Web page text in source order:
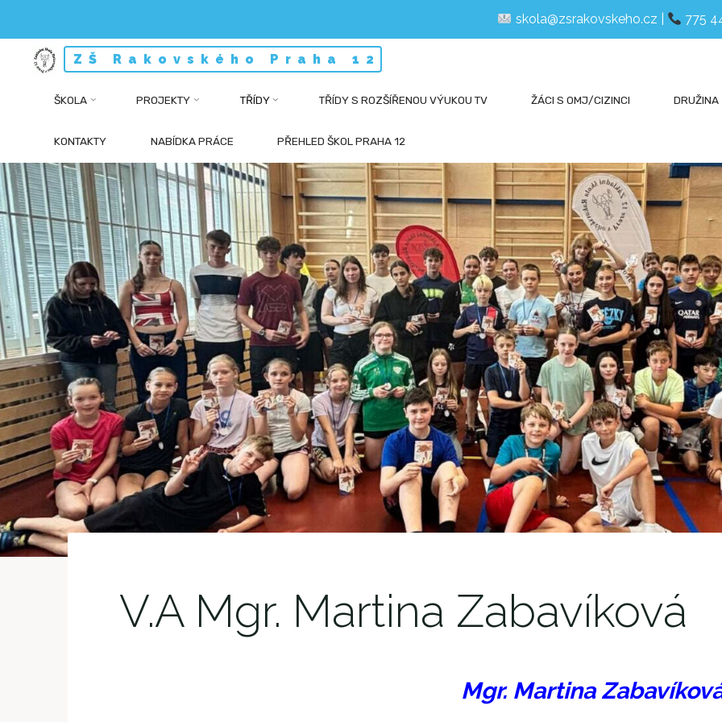
skola@zsrakovskeho.cz
775
ZŠ Rakovského Praha 12
ŠKOLA PROJEKTY TŘÍDY TŘÍDY S ROZŠÍŘENOU VÝUKOU TV ŽÁCI S OMJ/CIZINCI DRUŽINA
KONTAKTY NABÍDKA PRÁCE PŘEHLED ŠKOL PRAHA 12
V.A Mgr. Martina Zabavíková
Mgr. Martina